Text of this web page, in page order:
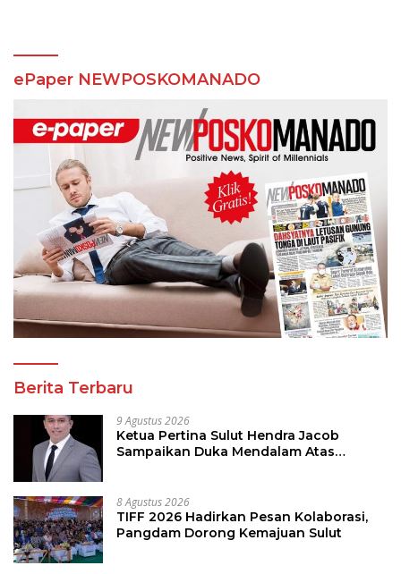
ePaper NEWPOSKOMANADO
Berita Terbaru
9 Agustus 2026
Ketua Pertina Sulut Hendra Jacob
Sampaikan Duka Mendalam Atas
8 Agustus 2026
TIFF 2026 Hadirkan Pesan Kolaborasi,
Pangdam Dorong Kemajuan Sulut